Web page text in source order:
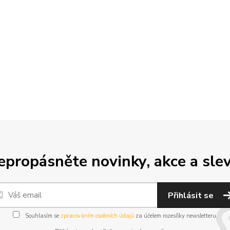
novinky, akce a
Přihlásit se
Souhlasím se zpracováním osobních údajůza účelem rozesílky newsletteru.